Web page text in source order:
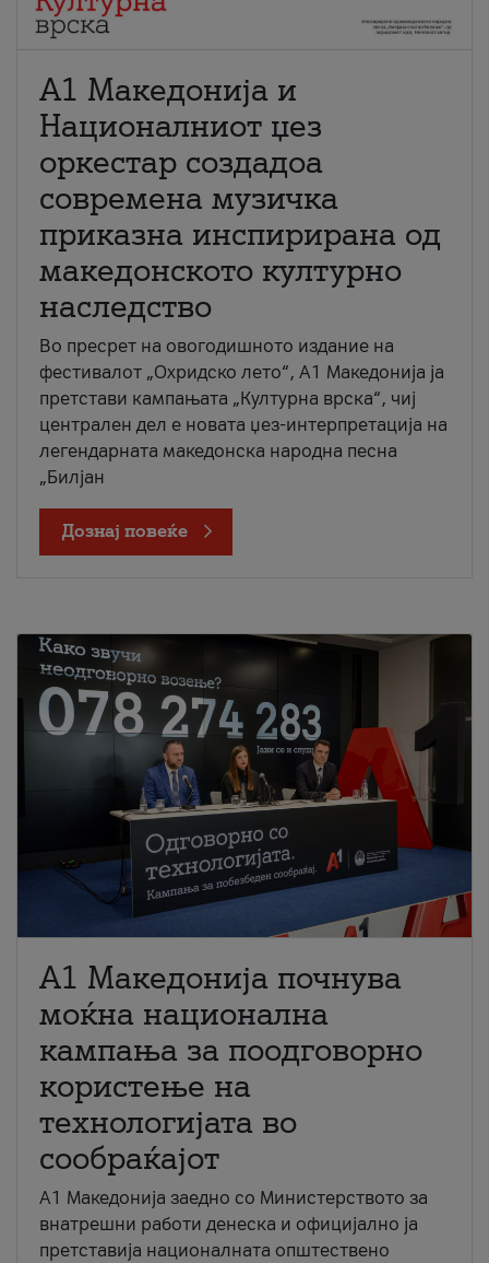
А1 Македонија и
Националниот џез
оркестар создадоа
современа музичка
приказна инспирирана од
македонското културно
наследство
Во пресрет на овогодишното издание на
фестивалот „Охридско лето“, А1 Македонија ја
претстави кампањата „Културна врска“, чиј
централен дел е новата џез-интерпретација на
легендарната македонска народна песна
„Билјан
Дознај повеќе
A1 Македонија почнува
моќна национална
кампања за поодговорно
користење на
технологијата во
сообраќајот
A1 Македонија заедно со Министерството за
внатрешни работи денеска и официјално ја
претставија националната општествено